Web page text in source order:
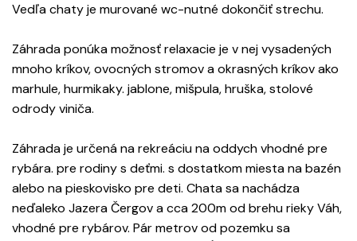
Vedľa chaty je murované wc-nutné dokončiť strechu.
Záhrada ponúka možnosť relaxacie je v nej vysadených
mnoho kríkov, ovocných stromov a okrasných kríkov ako
marhule, hurmikaky. jablone, mišpula, hruška, stolové
odrody viniča.
Záhrada je určená na rekreáciu na oddych vhodné pre
rybára. pre rodiny s deťmi. s dostatkom miesta na bazén
alebo na pieskovisko pre deti. Chata sa nachádza
neďaleko Jazera Čergov a cca 200m od brehu rieky Váh,
vhodné pre rybárov. Pár metrov od pozemku sa